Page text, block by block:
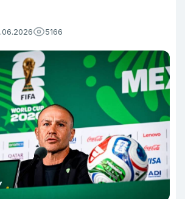
5166